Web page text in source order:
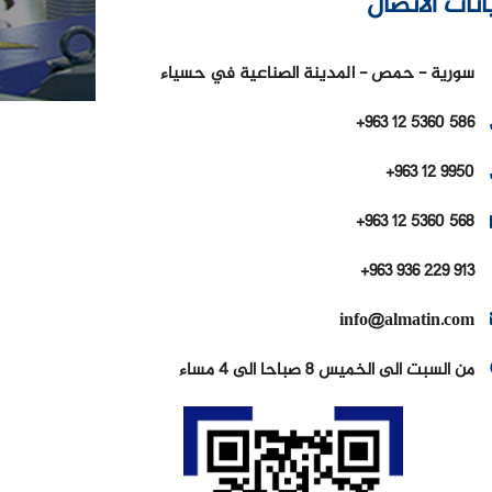
سورية - حمص - المدينة الصناعية في حسياء
+963 12 5360 586
+963 12 9950
+963 12 5360 568
+963 936 229 913
info@almatin.com
من السبت الى الخميس 8 صباحا الى 4 مساء